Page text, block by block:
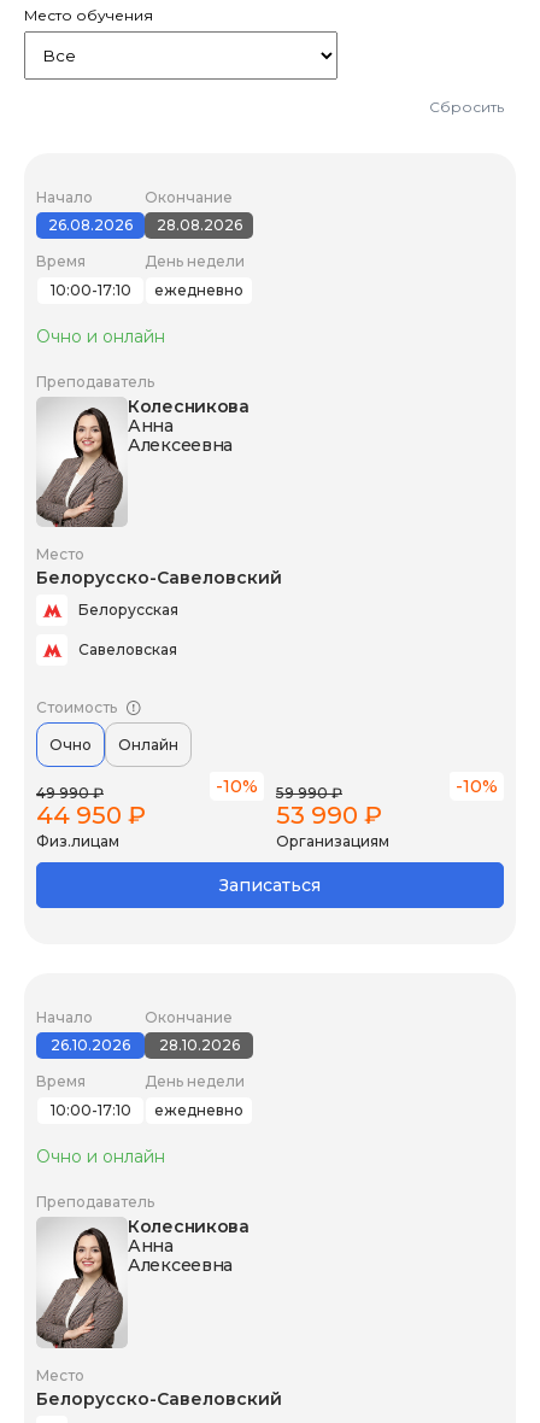
Место обучения
Сбросить
Начало
26.08.2026
Окончание
28.08.2026
Время
10:00-17:10
День недели
ежедневно
Очно и онлайн
Преподаватель
Колесникова
Анна
Алексеевна
Место
Белорусско-Савеловский
Белорусская
Савеловская
Стоимость
Очно Онлайн
49 990 ₽ -10%
44 950 ₽
Физ.лицам
59 990 ₽ -10%
53 990 ₽
Организациям
Записаться
Начало
26.10.2026
Окончание
28.10.2026
Время
10:00-17:10
День недели
ежедневно
Очно и онлайн
Преподаватель
Колесникова
Анна
Алексеевна
Место
Белорусско-Савеловский